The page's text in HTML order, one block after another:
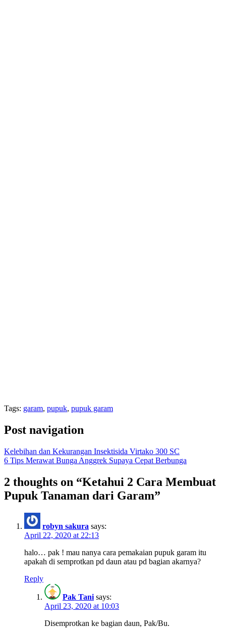
Tags: garam, pupuk, pupuk garam
Post navigation
Kelebihan dan Kekurangan Insektisida Virtako 300 SC
6 Tips Merawat Bunga Anggrek Supaya Cepat Berbunga
2 thoughts on “Ketahui 2 Cara Membuat
Pupuk Tanaman dari Garam”
robyn sakura says:
April 22, 2020 at 22:13
halo… pak ! mau nanya cara pemakaian pupuk garam itu
apakah di semprotkan pd daun atau pd bagian akarnya?
Reply
Pak Tani says:
April 23, 2020 at 10:03
Disemprotkan ke bagian daun, Pak/Bu.